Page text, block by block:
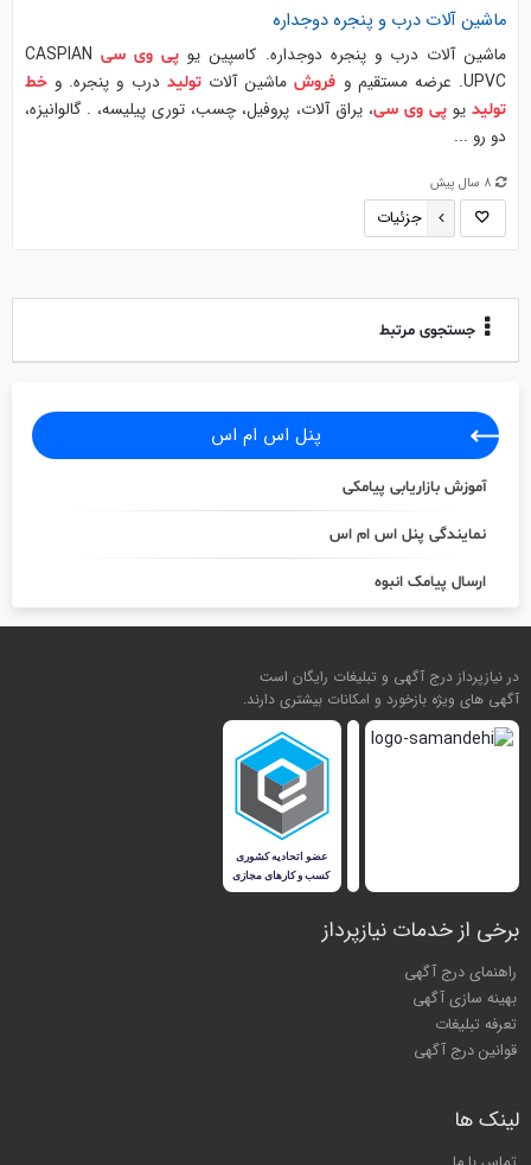
ماشین آلات درب و پنجره دوجداره
ماشین آلات درب و پنجره دوجداره. کاسپین یو پی وی سی CASPIAN
UPVC. عرضه مستقیم و
فروشماشین آلاتتولید درب و پنجره. وخط
تولیدیو پی وی سی، یراق آلات، پروفیل، چسب، توری پیلیسه، . گالوانیزه،
دو رو ...
8 سال پیش
جزئیات
جستجوی مرتبط
پنل اس ام اس
آموزش بازاریابی پیامکی
نمایندگی پنل اس ام اس
ارسال پیامک انبوه
در نیازپرداز درج آگهی و تبلیغات رایگان است
آگهی های ویژه بازخورد و امکانات بیشتری دارند.
برخی از خدمات نیازپرداز
راهنمای درج آگهی
بهینه سازی آگهی
تعرفه تبلیغات
قوانین درج آگهی
لینک ها